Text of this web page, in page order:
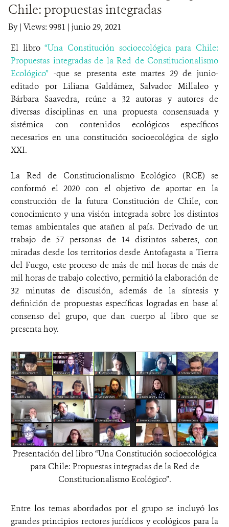
DONA
Chile: propuestas integradas
By| Views: 9981 | junio 29, 2021
El libro“Una Constitución socioecológica para Chile:
Propuestas integradas de la Red de Constitucionalismo
Ecológico” -que se presenta este martes 29 de junio-
editado por Liliana Galdámez, Salvador Millaleo y
Bárbara Saavedra, reúne a 32 autoras y autores de
diversas disciplinas en una propuesta consensuada y
sistémica con contenidos ecológicos específicos
necesarios en una constitución socioecológica de siglo
XXI.
La Red de Constitucionalismo Ecológico (RCE) se
conformó el 2020 con el objetivo de aportar en la
construcción de la futura Constitución de Chile, con
conocimiento y una visión integrada sobre los distintos
temas ambientales que atañen al país. Derivado de un
trabajo de 57 personas de 14 distintos saberes, con
miradas desde los territorios desde Antofagasta a Tierra
del Fuego, este proceso de más de mil horas de más de
mil horas de trabajo colectivo, permitió la elaboración de
32 minutas de discusión, además de la síntesis y
definición de propuestas específicas logradas en base al
consenso del grupo, que dan cuerpo al libro que se
presenta hoy.
Presentación del libro “Una Constitución socioecológica
para Chile: Propuestas integradas de la Red de
Constitucionalismo Ecológico”.
Entre los temas abordados por el grupo se incluyó los
grandes principios rectores jurídicos y ecológicos para la